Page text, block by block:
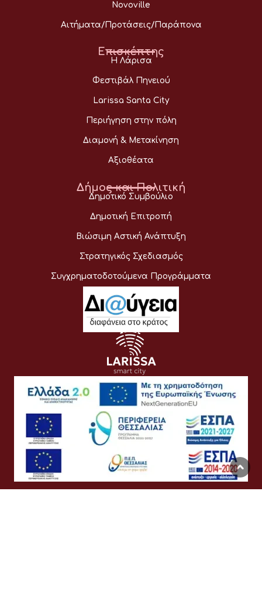
Novoville
Αιτήματα/Προτάσεις/Παράπονα
Επισκέπτης
Η Λάρισα
Φεστιβάλ Πηνειού
Larissa Santa City
Περιήγηση στην πόλη
Διαμονή & Μετακίνηση
Αξιοθέατα
Δήμος και Πολιτική
Δημοτικό Συμβούλιο
Δημοτική Επιτροπή
Βιώσιμη Αστική Ανάπτυξη
Στρατηγικός Σχεδιασμός
Συγχρηματοδοτούμενα Προγράμματα